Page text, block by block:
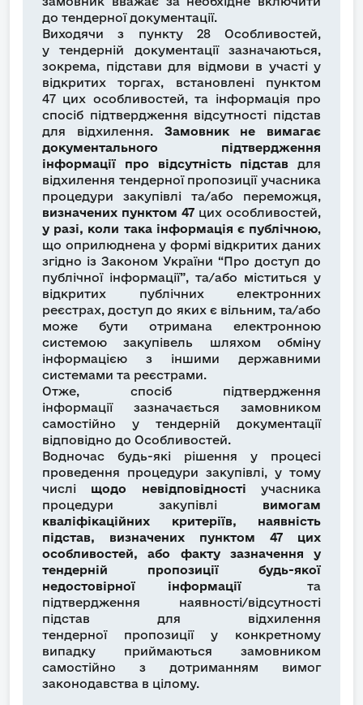
до тендерної документації.
Виходячи з пункту 28 Особливостей,
у тендерній документації зазначаються,
зокрема, підстави для відмови в участі у
відкритих торгах, встановлені пунктом
47 цих особливостей, та інформація про
спосіб підтвердження відсутності підстав
для відхилення. Замовник не вимагає
документального підтвердження
інформації про відсутність підстав для
відхилення тендерної пропозиції учасника
процедури закупівлі та/або переможця,
визначених пунктом 47 цих особливостей,
у разі, коли така інформація є публічною,
що оприлюднена у формі відкритих даних
згідно із Законом України “Про доступ до
публічної інформації”, та/або міститься у
відкритих публічних електронних
реєстрах, доступ до яких є вільним, та/або
може бути отримана електронною
системою закупівель шляхом обміну
інформацією з іншими державними
системами та реєстрами.
Отже, спосіб підтвердження
інформації зазначається замовником
самостійно у тендерній документації
відповідно до Особливостей.
Водночас будь-які рішення у процесі
проведення процедури закупівлі, у тому
числі щодо невідповідностіучасника
процедури закупівлі вимогам
кваліфікаційних критеріїв, наявність
підстав, визначених пунктом 47 цих
особливостей, або факту зазначення у
тендерній пропозиції будь-якої
недостовірної інформації та
підтвердження наявності/відсутності
підстав для відхилення
тендерної пропозиції у конкретному
випадку приймаються замовником
самостійно з дотриманням вимог
законодавства в цілому.